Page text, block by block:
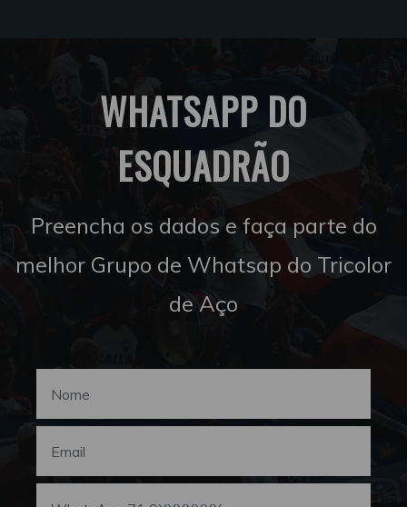
WHATSAPP DO
ESQUADRÃO
Preencha os dados e faça parte do
melhor Grupo de Whatsap do Tricolor
de Aço